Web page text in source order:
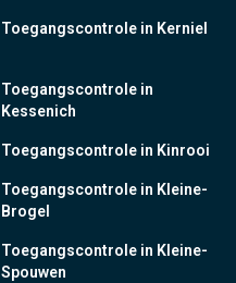
Toegangscontrole in Kerniel
Toegangscontrole in
Kessenich
Toegangscontrole in Kinrooi
Toegangscontrole in Kleine-
Brogel
Toegangscontrole in Kleine-
Spouwen